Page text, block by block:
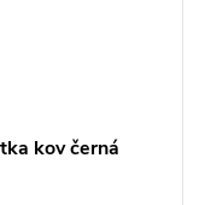
kov černá